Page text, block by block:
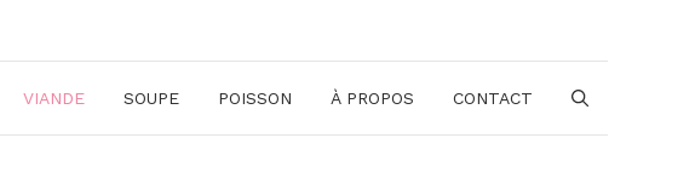
VIANDE SOUPE POISSON À PROPOS CONTACT